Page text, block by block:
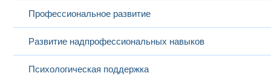
Профессиональное развитие
Развитие надпрофессиональных навыков
Психологическая поддержка